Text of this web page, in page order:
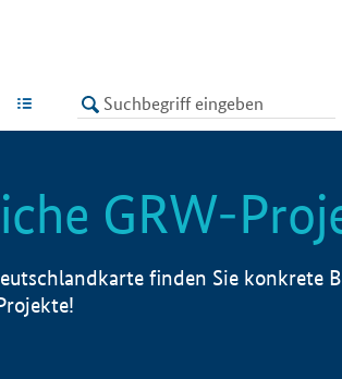
LISTE
GRW-
finden Sie konkrete